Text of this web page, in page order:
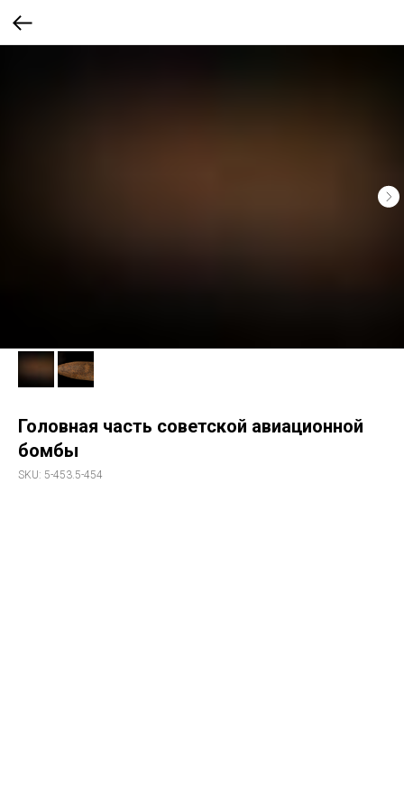
Головная часть советской авиационной
бомбы
SKU: 5-453.5-454